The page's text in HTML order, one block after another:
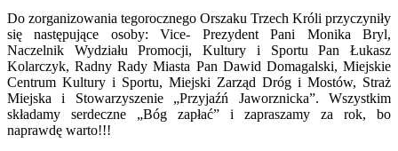
Do zorganizowania tegorocznego Orszaku Trzech Króli przyczyniły
się następujące osoby: Vice- Prezydent Pani Monika Bryl,
Naczelnik Wydziału Promocji, Kultury i Sportu Pan Łukasz
Kolarczyk, Radny Rady Miasta Pan Dawid Domagalski, Miejskie
Centrum Kultury i Sportu, Miejski Zarząd Dróg i Mostów, Straż
Miejska i Stowarzyszenie „Przyjaźń Jaworznicka”. Wszystkim
składamy serdeczne „Bóg zapłać” i zapraszamy za rok, bo
naprawdę warto!!!